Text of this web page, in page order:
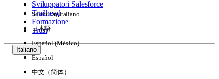
Esperienza
Sviluppatori Salesforce
Trailhead
Formazione
Trust
Italiano
Select OrgItaliano
日本語
Español (México)
Español
中文（简体）